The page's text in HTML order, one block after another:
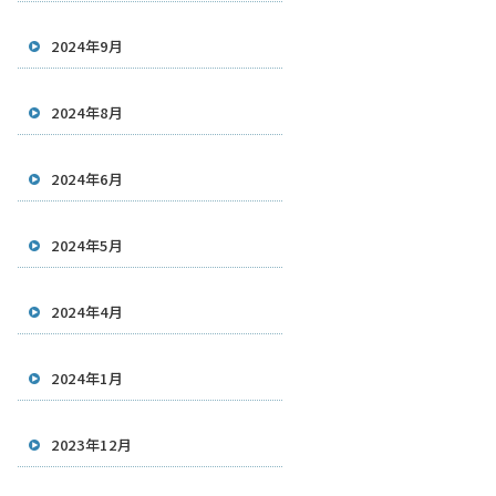
2024年9月
2024年8月
2024年6月
2024年5月
2024年4月
2024年1月
2023年12月